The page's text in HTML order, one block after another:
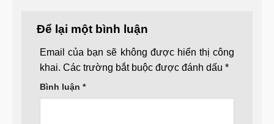
Để lại một bình luận
Email của bạn sẽ không được hiển thị công
khai. Các trường bắt buộc được đánh dấu *
Bình luận *